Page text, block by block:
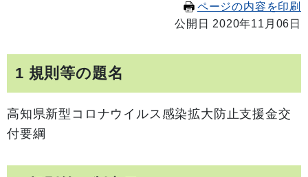
ページの内容を印刷
公開日 2020年11月06日
1 規則等の題名
高知県新型コロナウイルス感染拡大防止支援金交
付要綱